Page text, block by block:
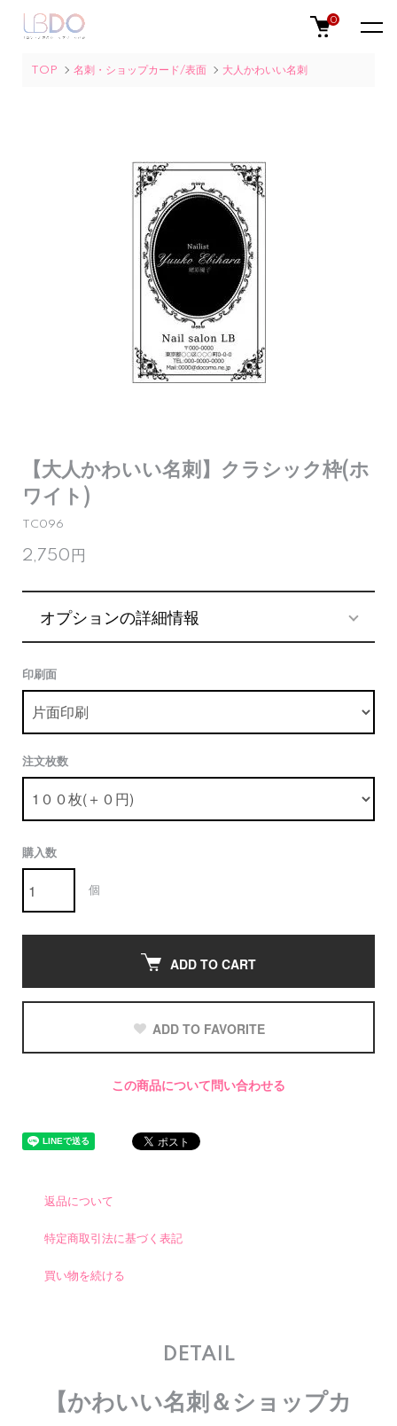
0
TOP 名刺・ショップカード/表面 大人かわいい名刺
【大人かわいい名刺】クラシック枠(ホ
ワイト)
TC096
2,750円
オプションの詳細情報
印刷面
注文枚数
購入数
個
ADD TO CART
ADD TO FAVORITE
この商品について問い合わせる
返品について
特定商取引法に基づく表記
買い物を続ける
DETAIL
【かわいい名刺＆ショップカ